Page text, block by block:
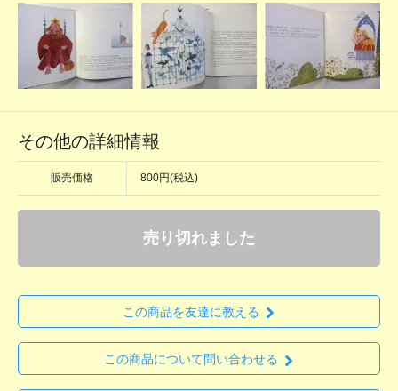
その他の詳細情報
販売価格 800円(税込)
売り切れました
この商品を友達に教える
この商品について問い合わせる